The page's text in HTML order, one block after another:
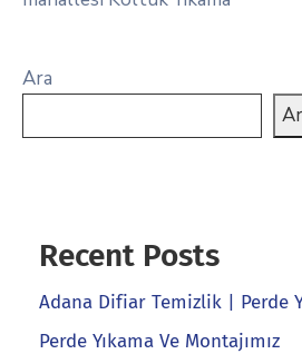
Ara
Recent Posts
Adana Difiar Temizlik | Perde
Perde Yıkama Ve Montajımız